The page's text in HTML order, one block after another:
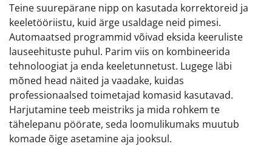
Teine suurepärane nipp on kasutada korrektoreid ja
keeletööriistu, kuid ärge usaldage neid pimesi.
Automaatsed programmid võivad eksida keeruliste
lauseehituste puhul. Parim viis on kombineerida
tehnoloogiat ja enda keeletunnetust. Lugege läbi
mõned head näited ja vaadake, kuidas
professionaalsed toimetajad komasid kasutavad.
Harjutamine teeb meistriks ja mida rohkem te
tähelepanu pöörate, seda loomulikumaks muutub
komade õige asetamine aja jooksul.